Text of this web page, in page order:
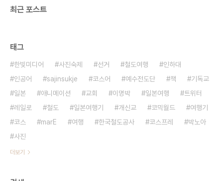
최근 포스트
태그
한빛미디어 사진숙제 선거 철도여행
인하대
인공어
sajinsukje 코스어 예수전도단 책
기독교
일본
애니메이션 교회 이명박 일본여행
트위터
레일로
철도 일본여행기 개신교 코믹월드
여행기
코스
marE 여행 한국철도공사 코스프레
박노아
사진
더보기